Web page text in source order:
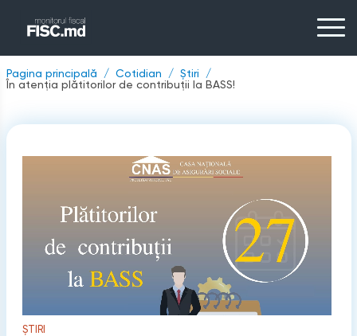
Pagina principală Cotidian
Știri
În atenţia plătitorilor de contribuţii la BASS!
ȘTIRI